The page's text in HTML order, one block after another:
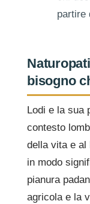
partire
bisogno
Lodi e la sua
contesto
della vita e al
in modo
pianura
agricola e la